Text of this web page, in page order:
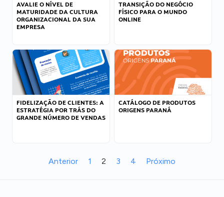
AVALIE O NÍVEL DE
MATURIDADE DA CULTURA
ORGANIZACIONAL DA SUA
EMPRESA
TRANSIÇÃO DO NEGÓCIO
FÍSICO PARA O MUNDO
ONLINE
FIDELIZAÇÃO DE CLIENTES: A
ESTRATÉGIA POR TRÁS DO
GRANDE NÚMERO DE VENDAS
CATÁLOGO DE PRODUTOS
ORIGENS PARANÁ
Anterior 1 2 3 4 Próximo